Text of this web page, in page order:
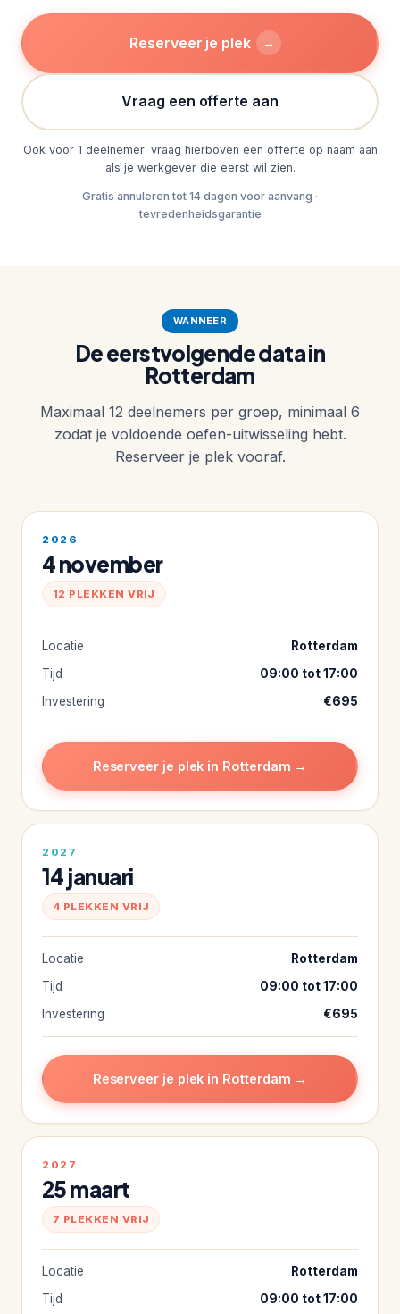
Reserveer je plek →
Vraag een offerte aan
Ook voor 1 deelnemer: vraag hierboven een offerte op naam aan
als je werkgever die eerst wil zien.
Gratis annuleren tot 14 dagen voor aanvang ·
tevredenheidsgarantie
WANNEER
De eerstvolgende data in
Rotterdam
Maximaal 12 deelnemers per groep, minimaal 6
zodat je voldoende oefen-uitwisseling hebt.
Reserveer je plek vooraf.
2026
4 november
12 PLEKKEN VRIJ
Locatie
Rotterdam
Tijd
09:00 tot 17:00
Investering
€695
Reserveer je plek in Rotterdam →
2027
14 januari
4 PLEKKEN VRIJ
Locatie
Rotterdam
Tijd
09:00 tot 17:00
Investering
€695
Reserveer je plek in Rotterdam →
2027
25 maart
7 PLEKKEN VRIJ
Locatie
Rotterdam
Tijd
09:00 tot 17:00